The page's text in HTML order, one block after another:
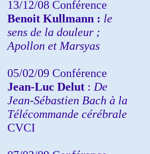
13/12/08 Conférence
Benoit Kullmann : le
sens de la douleur ;
Apollon et Marsyas
05/02/09 Conférence
Jean-Luc Delut : De
Jean-Sébastien Bach à la
Télécommande cérébrale
CVCI